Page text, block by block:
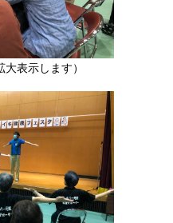
大表示します）